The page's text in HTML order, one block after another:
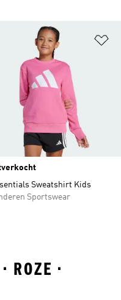
zetten
Sweatshirt Kids
Sportswear
ROZE •